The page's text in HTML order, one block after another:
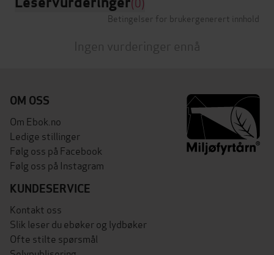
Betingelser for brukergenerert innhold
Ingen vurderinger ennå
OM OSS
Om Ebok.no
Ledige stillinger
Følg oss på Facebook
Følg oss på Instagram
KUNDESERVICE
Kontakt oss
Slik leser du ebøker og lydbøker
Ofte stilte spørsmål